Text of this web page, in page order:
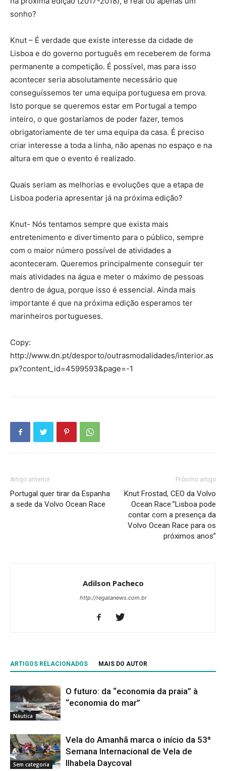
sonho?
Knut – É verdade que existe interesse da cidade de
Lisboa e do governo português em receberem de forma
permanente a competição. É possível, mas para isso
acontecer seria absolutamente necessário que
conseguíssemos ter uma equipa portuguesa em prova.
Isto porque se queremos estar em Portugal a tempo
inteiro, o que gostaríamos de poder fazer, temos
obrigatoriamente de ter uma equipa da casa. É preciso
criar interesse a toda a linha, não apenas no espaço e na
altura em que o evento é realizado.
Quais seriam as melhorias e evoluções que a etapa de
Lisboa poderia apresentar já na próxima edição?
Knut- Nós tentamos sempre que exista mais
entretenimento e divertimento para o público, sempre
com o maior número possível de atividades a
aconteceram. Queremos principalmente conseguir ter
mais atividades na água e meter o máximo de pessoas
dentro de água, porque isso é essencial. Ainda mais
importante é que na próxima edição esperamos ter
marinheiros portugueses.
Copy:
http://www.dn.pt/desporto/outrasmodalidades/interior.as
px?content_id=4599593&page=-1
Artigo anterior
Portugal quer tirar da Espanha
a sede da Volvo Ocean Race
Próximo artigo
Knut Frostad, CEO da Volvo
Ocean Race:”Lisboa pode
contar com a presença da
Volvo Ocean Race para os
próximos anos”
Adilson Pacheco
http://regatanews.com.br
ARTIGOS RELACIONADOS MAIS DO AUTOR
Náutica
O futuro: da “economia da praia” à
“economia do mar”
Sem categoria
Vela do Amanhã marca o início da 53ª
Semana Internacional de Vela de
Ilhabela Daycoval